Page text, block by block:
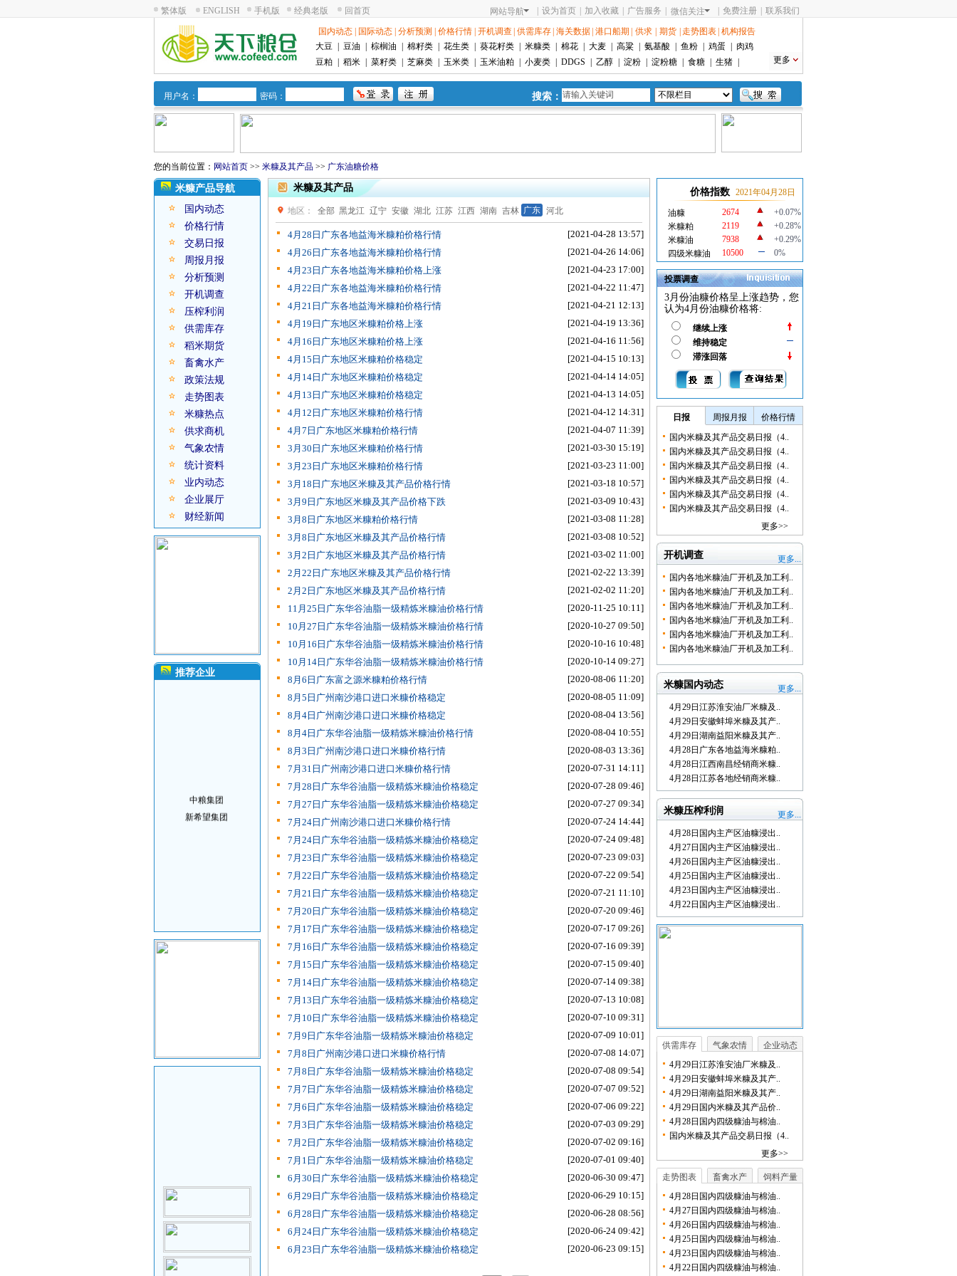
繁体版 ENGLISH 手机版 经典老版 回首页 网站导航 设为首页 加入收藏 广告服务 微信关注 免费注册 联系我们
国内动态 国际动态 分析预测 价格行情 开机调查 供需库存 海关数据 港口船期 供求 期货 走势图表 机构报告
大豆
豆油 棕榈油 棉籽类 花生类 葵花籽类 米糠类 棉花 大麦 高粱 氨基酸 鱼粉 鸡蛋
肉鸡
豆粕
稻米 菜籽类 芝麻类 玉米类 玉米油粕 小麦类 DDGS 乙醇 淀粉 淀粉糖 食糖 生猪 更多
用户名： 密码： 搜索：
您的当前位置： 网站首页 >> 米糠及其产品 >> 广东油糖价格
米糠产品导航
国内动态
价格行情
交易日报
周报月报
分析预测
开机调查
压榨利润
供需库存
稻米期货
畜禽水产
政策法规
走势图表
米糠热点
供求商机
气象农情
统计资料
业内动态
企业展厅
财经新闻
推荐企业
中粮集团
新希望集团
米糠及其产品
地区： 全部 黑龙江 辽宁 安徽 湖北 江苏 江西 湖南 吉林 广东 河北
4月28日广东各地益海米糠粕价格行情
[2021-04-28 13:57]
4月26日广东各地益海米糠粕价格行情
[2021-04-26 14:06]
4月23日广东各地益海米糠粕价格上涨
[2021-04-23 17:00]
4月22日广东各地益海米糠粕价格行情
[2021-04-22 11:47]
4月21日广东各地益海米糠粕价格行情
[2021-04-21 12:13]
4月19日广东地区米糠粕价格上涨
[2021-04-19 13:36]
4月16日广东地区米糠粕价格上涨
[2021-04-16 11:56]
4月15日广东地区米糠粕价格稳定
[2021-04-15 10:13]
4月14日广东地区米糠粕价格稳定
[2021-04-14 14:05]
4月13日广东地区米糠粕价格稳定
[2021-04-13 14:05]
4月12日广东地区米糠粕价格行情
[2021-04-12 14:31]
4月7日广东地区米糠粕价格行情
[2021-04-07 11:39]
3月30日广东地区米糠粕价格行情
[2021-03-30 15:19]
3月23日广东地区米糠粕价格行情
[2021-03-23 11:00]
3月18日广东地区米糠及其产品价格行情
[2021-03-18 10:57]
3月9日广东地区米糠及其产品价格下跌
[2021-03-09 10:43]
3月8日广东地区米糠粕价格行情
[2021-03-08 11:28]
3月8日广东地区米糠及其产品价格行情
[2021-03-08 10:52]
3月2日广东地区米糠及其产品价格行情
[2021-03-02 11:00]
2月22日广东地区米糠及其产品价格行情
[2021-02-22 13:39]
2月2日广东地区米糠及其产品价格行情
[2021-02-02 11:20]
11月25日广东华谷油脂一级精炼米糠油价格行情
[2020-11-25 10:11]
10月27日广东华谷油脂一级精炼米糠油价格行情
[2020-10-27 09:50]
10月16日广东华谷油脂一级精炼米糠油价格行情
[2020-10-16 10:48]
10月14日广东华谷油脂一级精炼米糠油价格行情
[2020-10-14 09:27]
8月6日广东富之源米糠粕价格行情
[2020-08-06 11:20]
8月5日广州南沙港口进口米糠价格稳定
[2020-08-05 11:09]
8月4日广州南沙港口进口米糠价格稳定
[2020-08-04 13:56]
8月4日广东华谷油脂一级精炼米糠油价格行情
[2020-08-04 10:55]
8月3日广州南沙港口进口米糠价格行情
[2020-08-03 13:36]
7月31日广州南沙港口进口米糠价格行情
[2020-07-31 14:11]
7月28日广东华谷油脂一级精炼米糠油价格稳定
[2020-07-28 09:46]
7月27日广东华谷油脂一级精炼米糠油价格稳定
[2020-07-27 09:34]
7月24日广州南沙港口进口米糠价格行情
[2020-07-24 14:44]
7月24日广东华谷油脂一级精炼米糠油价格稳定
[2020-07-24 09:48]
7月23日广东华谷油脂一级精炼米糠油价格稳定
[2020-07-23 09:03]
7月22日广东华谷油脂一级精炼米糠油价格稳定
[2020-07-22 09:54]
7月21日广东华谷油脂一级精炼米糠油价格稳定
[2020-07-21 11:10]
7月20日广东华谷油脂一级精炼米糠油价格稳定
[2020-07-20 09:46]
7月17日广东华谷油脂一级精炼米糠油价格稳定
[2020-07-17 09:26]
7月16日广东华谷油脂一级精炼米糠油价格稳定
[2020-07-16 09:39]
7月15日广东华谷油脂一级精炼米糠油价格稳定
[2020-07-15 09:40]
7月14日广东华谷油脂一级精炼米糠油价格稳定
[2020-07-14 09:38]
7月13日广东华谷油脂一级精炼米糠油价格稳定
[2020-07-13 10:08]
7月10日广东华谷油脂一级精炼米糠油价格稳定
[2020-07-10 09:31]
7月9日广东华谷油脂一级精炼米糠油价格稳定
[2020-07-09 10:01]
7月8日广州南沙港口进口米糠价格行情
[2020-07-08 14:07]
7月8日广东华谷油脂一级精炼米糠油价格稳定
[2020-07-08 09:54]
7月7日广东华谷油脂一级精炼米糠油价格稳定
[2020-07-07 09:52]
7月6日广东华谷油脂一级精炼米糠油价格稳定
[2020-07-06 09:22]
7月3日广东华谷油脂一级精炼米糠油价格稳定
[2020-07-03 09:29]
7月2日广东华谷油脂一级精炼米糠油价格稳定
[2020-07-02 09:16]
7月1日广东华谷油脂一级精炼米糠油价格稳定
[2020-07-01 09:40]
6月30日广东华谷油脂一级精炼米糠油价格稳定
[2020-06-30 09:47]
6月29日广东华谷油脂一级精炼米糠油价格稳定
[2020-06-29 10:15]
6月28日广东华谷油脂一级精炼米糠油价格稳定
[2020-06-28 08:56]
6月24日广东华谷油脂一级精炼米糠油价格稳定
[2020-06-24 09:42]
6月23日广东华谷油脂一级精炼米糠油价格稳定
[2020-06-23 09:15]
价格指数 2021年04月28日
油糠 2674
+0.07%
米糠粕
2119
+0.28%
米糠油
7938
+0.29%
四级米糠油
10500 0%
投票调查
3月份油糠价格呈上涨趋势，您
认为4月份油糠价格将:
继续上涨
维持稳定
滞涨回落
日报 周报月报
价格行情
国内米糠及其产品交易日报（4..
国内米糠及其产品交易日报（4..
国内米糠及其产品交易日报（4..
国内米糠及其产品交易日报（4..
国内米糠及其产品交易日报（4..
国内米糠及其产品交易日报（4..
更多>>
开机调查
更多...
国内各地米糠油厂开机及加工利..
国内各地米糠油厂开机及加工利..
国内各地米糠油厂开机及加工利..
国内各地米糠油厂开机及加工利..
国内各地米糠油厂开机及加工利..
国内各地米糠油厂开机及加工利..
米糠国内动态
更多...
4月29日江苏淮安油厂米糠及..
4月29日安徽蚌埠米糠及其产..
4月29日湖南益阳米糠及其产..
4月28日广东各地益海米糠粕..
4月28日江西南昌经销商米糠..
4月28日江苏各地经销商米糠..
米糠压榨利润
更多...
4月28日国内主产区油糠浸出..
4月27日国内主产区油糠浸出..
4月26日国内主产区油糠浸出..
4月25日国内主产区油糠浸出..
4月23日国内主产区油糠浸出..
4月22日国内主产区油糠浸出..
供需库存 气象农情
企业动态
4月29日江苏淮安油厂米糠及..
4月29日安徽蚌埠米糠及其产..
4月29日湖南益阳米糠及其产..
4月29日国内米糠及其产品价..
4月28日国内四级糠油与棉油..
国内米糠及其产品交易日报（4..
更多>>
走势图表 畜禽水产
饲料产量
4月28日国内四级糠油与棉油..
4月27日国内四级糠油与棉油..
4月26日国内四级糠油与棉油..
4月25日国内四级糠油与棉油..
4月23日国内四级糠油与棉油..
4月22日国内四级糠油与棉油..